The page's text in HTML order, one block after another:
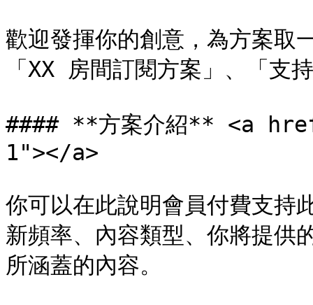
歡迎發揮你的創意，為方案取
「XX 房間訂閱方案」、「支
#### **方案介紹** <a
1"></a>
你可以在此說明會員付費支持
新頻率、內容類型、你將提供
所涵蓋的內容。